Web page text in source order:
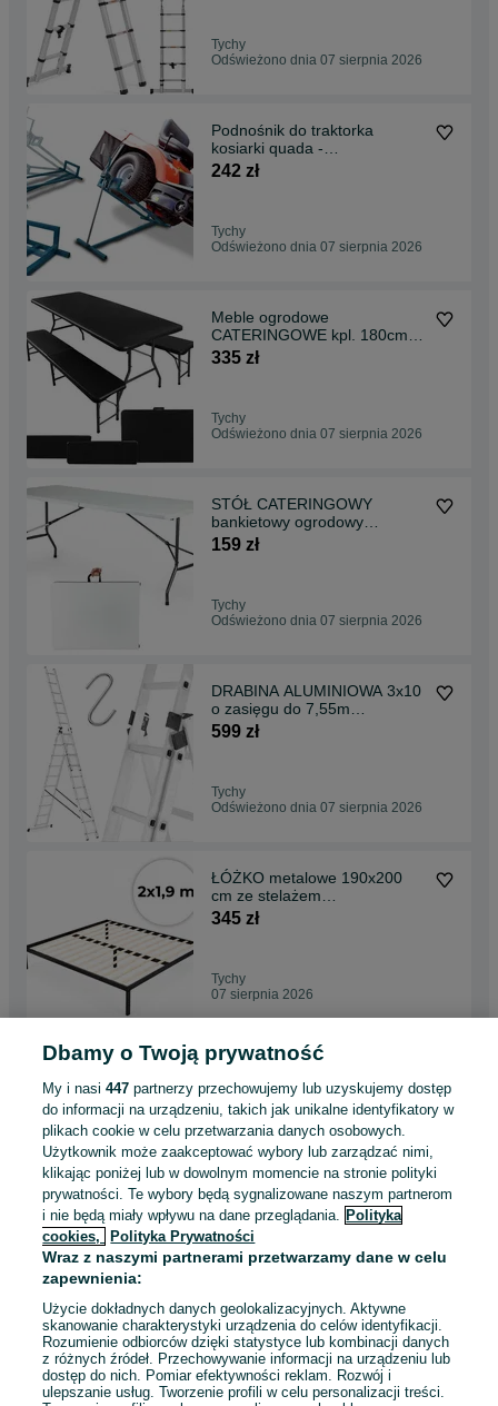
Tychy
Odświeżono dnia 07 sierpnia 2026
Podnośnik do traktorka
kosiarki quada -
PROFESJONALNY -
242 zł
Tychy
Odświeżono dnia 07 sierpnia 2026
Meble ogrodowe
CATERINGOWE kpl. 180cm
stół + 2 ławki BLACK -
335 zł
Tychy
Odświeżono dnia 07 sierpnia 2026
STÓŁ CATERINGOWY
bankietowy ogrodowy
składany 180 cm BIAŁY - Na
159 zł
Tychy
Odświeżono dnia 07 sierpnia 2026
DRABINA ALUMINIOWA 3x10
o zasięgu do 7,55m
Uniwersalna na Schody 150kg
599 zł
Tychy
Odświeżono dnia 07 sierpnia 2026
ŁÓŻKO metalowe 190x200
cm ze stelażem
NOWOCZESNE CZARNE
345 zł
Tychy
07 sierpnia 2026
DRABINA ALUMINIOWA
TELESKOPOWA przystawna o
długości 380cm + torba
435 zł
Tychy
07 sierpnia 2026
Stół ogrodowy składany
180cm - CZARNY - Na
Tychy
07 sierpnia 2026
Dbamy o Twoją prywatność
My i nasi447 partnerzy przechowujemy lub uzyskujemy dostęp
do informacji na urządzeniu, takich jak unikalne identyfikatory w
plikach cookie w celu przetwarzania danych osobowych.
Użytkownik może zaakceptować wybory lub zarządzać nimi,
klikając poniżej lub w dowolnym momencie na stronie polityki
prywatności. Te wybory będą sygnalizowane naszym partnerom
i nie będą miały wpływu na dane przeglądania. Polityka
cookies,
Polityka Prywatności
Wraz z naszymi partnerami przetwarzamy dane w celu
zapewnienia:
Użycie dokładnych danych geolokalizacyjnych. Aktywne
skanowanie charakterystyki urządzenia do celów identyfikacji.
Rozumienie odbiorców dzięki statystyce lub kombinacji danych
z różnych źródeł. Przechowywanie informacji na urządzeniu lub
dostęp do nich. Pomiar efektywności reklam. Rozwój i
ulepszanie usług. Tworzenie profili w celu personalizacji treści.